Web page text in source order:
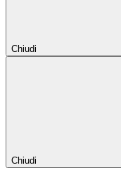
Chiudi
Chiudi